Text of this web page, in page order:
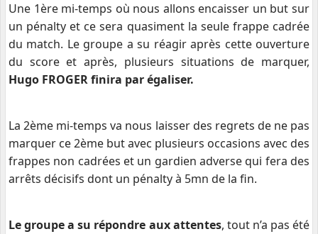
Une 1ère mi-temps où nous allons encaisser un but sur
un pénalty et ce sera quasiment la seule frappe cadrée
du match. Le groupe a su réagir après cette ouverture
du score et après, plusieurs situations de marquer,
Hugo FROGER finira par égaliser.
La 2ème mi-temps va nous laisser des regrets de ne pas
marquer ce 2ème but avec plusieurs occasions avec des
frappes non cadrées et un gardien adverse qui fera des
arrêts décisifs dont un pénalty à 5mn de la fin.
Le groupe a su répondre aux attentes, tout n’a pas été